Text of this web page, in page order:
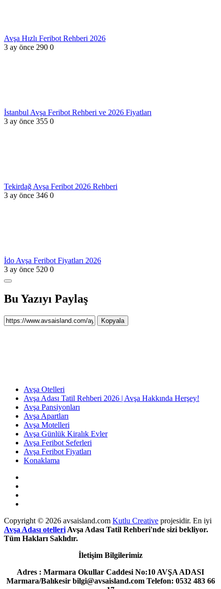
Avşa Hızlı Feribot Rehberi 2026
3 ay önce 290 0
İstanbul Avşa Feribot Rehberi ve 2026 Fiyatları
3 ay önce 355 0
Tekirdağ Avşa Feribot 2026 Rehberi
3 ay önce 346 0
İdo Avşa Feribot Fiyatları 2026
3 ay önce 520 0
Bu Yazıyı Paylaş
Kopyala
Avşa Otelleri
Avşa Adası Tatil Rehberi 2026 | Avşa Hakkında Herşey!
Avşa Pansiyonları
Avşa Apartları
Avşa Motelleri
Avşa Günlük Kiralık Evler
Avşa Feribot Seferleri
Avşa Feribot Fiyatları
Konaklama
Copyright © 2026 avsaisland.com Kutlu Creative projesidir. En iyi
Avşa Adası otelleri Avşa Adası Tatil Rehberi'nde sizi bekliyor.
Tüm Hakları Saklıdır.
İletişim Bilgilerimiz
Adres : Marmara Okullar Caddesi No:10 AVŞA ADASI
Marmara/Balıkesir bilgi@avsaisland.com Telefon: 0532 483 66